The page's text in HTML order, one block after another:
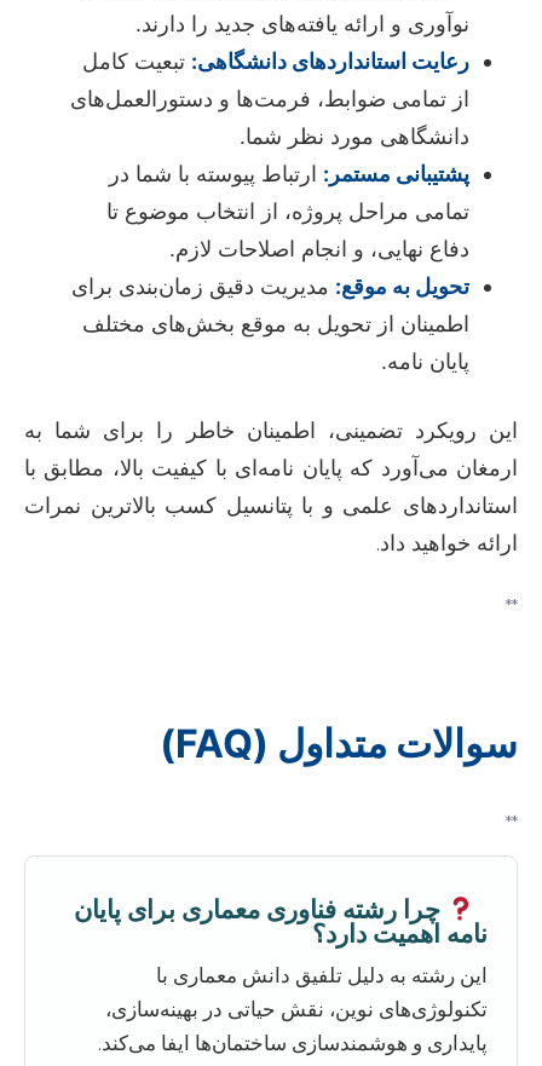
نوآوری و ارائه یافته‌های جدید را دارند.
رعایت استانداردهای دانشگاهی: تبعیت کامل
از تمامی ضوابط، فرمت‌ها و دستورالعمل‌های
دانشگاهی مورد نظر شما.
پشتیبانی مستمر: ارتباط پیوسته با شما در
تمامی مراحل پروژه، از انتخاب موضوع تا
دفاع نهایی، و انجام اصلاحات لازم.
تحویل به موقع: مدیریت دقیق زمان‌بندی برای
اطمینان از تحویل به موقع بخش‌های مختلف
پایان نامه.
این رویکرد تضمینی، اطمینان خاطر را برای شما به
ارمغان می‌آورد که پایان نامه‌ای با کیفیت بالا، مطابق با
استانداردهای علمی و با پتانسیل کسب بالاترین نمرات
ارائه خواهید داد.
**
سوالات متداول (FAQ)
**
چرا رشته فناوری معماری برای پایان
نامه اهمیت دارد؟
این رشته به دلیل تلفیق دانش معماری با
تکنولوژی‌های نوین، نقش حیاتی در بهینه‌سازی،
پایداری و هوشمندسازی ساختمان‌ها ایفا می‌کند.